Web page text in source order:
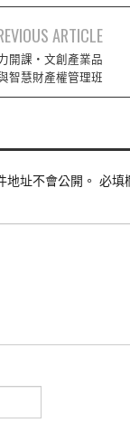
ARTICLE
開課‧文創產業品
智慧財產權管理班
址不會公開。 必填